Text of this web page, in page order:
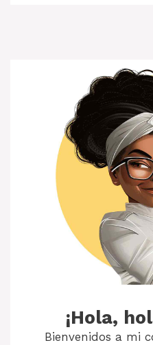
¡Hola,
Bienvenidos a mi